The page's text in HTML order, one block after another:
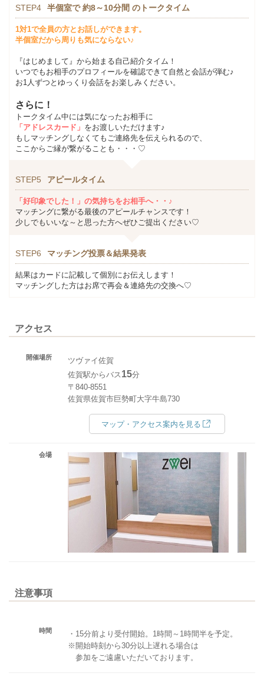
STEP4 半個室で 約8～10分間 のトークタイム
1対1で全員の方とお話しができます。
半個室だから周りも気にならない♪
『はじめまして』から始まる自己紹介タイム！
いつでもお相手のプロフィールを確認できて自然と会話が弾む♪
お1人ずつとゆっくり会話をお楽しみください。
さらに！
トークタイム中には気になったお相手に
「アドレスカード」 をお渡しいただけます♪
もしマッチングしなくてもご連絡先を伝えられるので、
ここからご縁が繋がることも・・・♡
STEP5 アピールタイム
「好印象でした！」の気持ちをお相手へ・・♪
マッチングに繋がる最後のアピールチャンスです！
少しでもいいな～と思った方へぜひご提出ください♡
STEP6 マッチング投票＆結果発表
結果はカードに記載して個別にお伝えします！
マッチングした方はお席で再会＆連絡先の交換へ♡
アクセス
開催場所
ツヴァイ佐賀
佐賀駅からバス 15分
〒840-8551
佐賀県佐賀市巨勢町大字牛島730
マップ・アクセス案内を見る
会場
注意事項
時間
・15分前より受付開始。1時間～1時間半を予定。
※開始時刻から30分以上遅れる場合は
参加をご遠慮いただいております。